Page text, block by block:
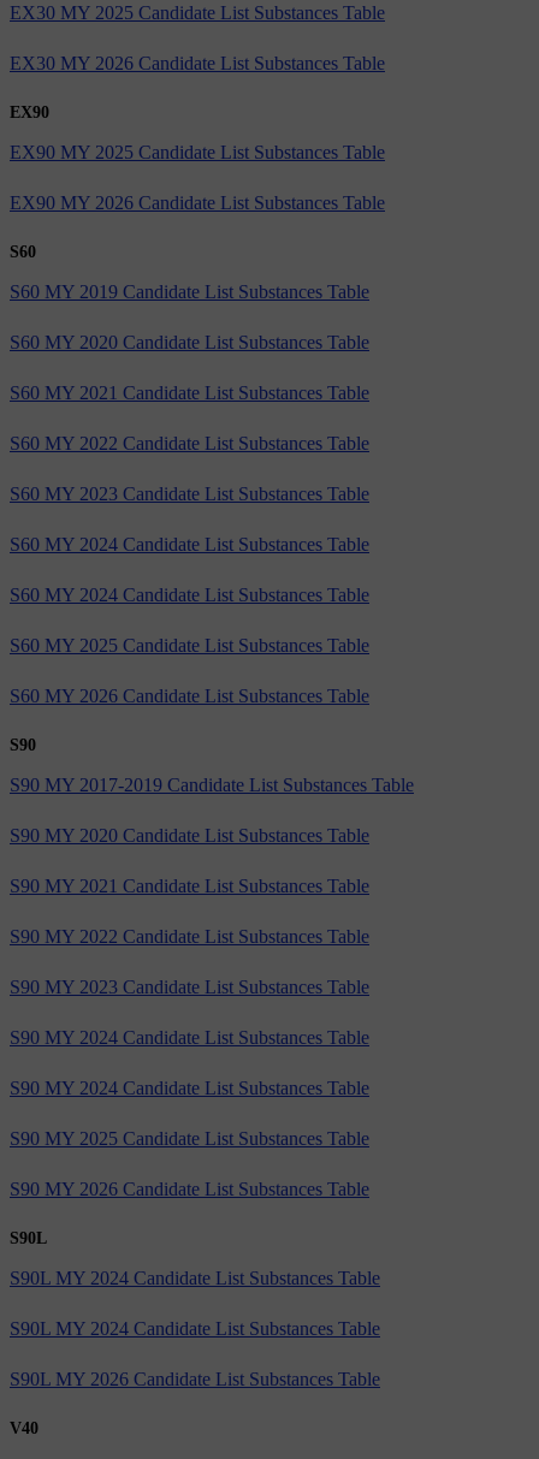
EX30 MY 2025 Candidate List Substances Table
EX30 MY 2026 Candidate List Substances Table
EX90
EX90 MY 2025 Candidate List Substances Table
EX90 MY 2026 Candidate List Substances Table
S60
S60 MY 2019 Candidate List Substances Table
S60 MY 2020 Candidate List Substances Table
S60 MY 2021 Candidate List Substances Table
S60 MY 2022 Candidate List Substances Table
S60 MY 2023 Candidate List Substances Table
S60 MY 2024 Candidate List Substances Table
S60 MY 2024 Candidate List Substances Table
S60 MY 2025 Candidate List Substances Table
S60 MY 2026 Candidate List Substances Table
S90
S90 MY 2017-2019 Candidate List Substances Table
S90 MY 2020 Candidate List Substances Table
S90 MY 2021 Candidate List Substances Table
S90 MY 2022 Candidate List Substances Table
S90 MY 2023 Candidate List Substances Table
S90 MY 2024 Candidate List Substances Table
S90 MY 2024 Candidate List Substances Table
S90 MY 2025 Candidate List Substances Table
S90 MY 2026 Candidate List Substances Table
S90L
S90L MY 2024 Candidate List Substances Table
S90L MY 2024 Candidate List Substances Table
S90L MY 2026 Candidate List Substances Table
V40